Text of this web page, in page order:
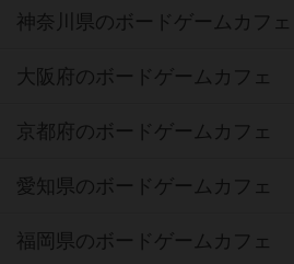
神奈川県のボードゲームカフェ
大阪府のボードゲームカフェ
京都府のボードゲームカフェ
愛知県のボードゲームカフェ
福岡県のボードゲームカフェ